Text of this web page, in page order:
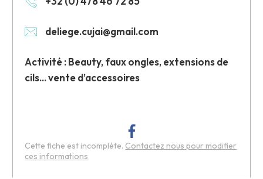
deliege.cujai@gmail.com
Activité : Beauty, faux ongles, extensions de
cils... vente d’accessoires
Cette fiche est incomplète. Contactez nous pour modifier
ces informations